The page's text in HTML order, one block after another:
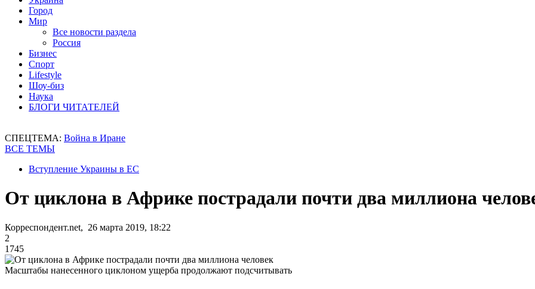
Город
Мир
Все новости раздела
Россия
Бизнес
Спорт
Lifestyle
Шоу-биз
Наука
БЛОГИ ЧИТАТЕЛЕЙ
СПЕЦТЕМА: Война в Иране
ВСЕ ТЕМЫ
Вступление Украины в ЕС
От циклона в Африке пострадали почти два миллиона
Корреспондент.net, 26 марта 2019, 18:22
2
1745
Масштабы нанесенного циклоном ущерба продолжают подсчитывать